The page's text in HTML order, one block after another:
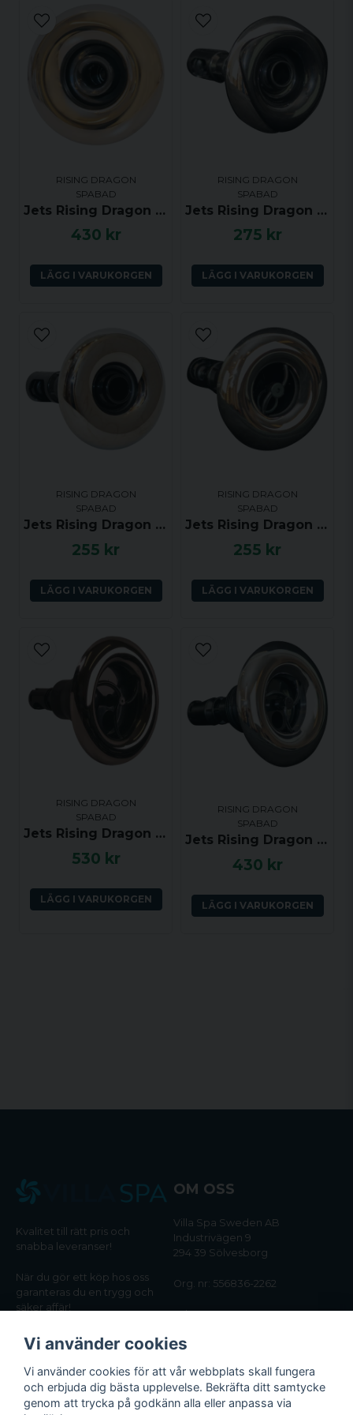
RISING DRAGON
SPABAD
Jets Rising Dragon 4.0 tum riktbar, Rostfri (gänga)
430 kr
LÄGG I VARUKORGEN
RISING DRAGON
SPABAD
Jets Rising Dragon Alpha 2.5 tum riktbar, Rostfri (gänga)
275 kr
LÄGG I VARUKORGEN
RISING DRAGON
SPABAD
Jets Rising Dragon 2.5 tum riktbar, Rostfri (gänga)
255 kr
LÄGG I VARUKORGEN
RISING DRAGON
SPABAD
Jets Rising Dragon 2.5 tum roterande, Rostfri (gänga)
255 kr
LÄGG I VARUKORGEN
RISING DRAGON
SPABAD
Jets Rising Dragon 5.0 tum pulserande, Rostfri (gänga)
530 kr
LÄGG I VARUKORGEN
RISING DRAGON
SPABAD
Jets Rising Dragon 4.0 tum pulserande, Rostfri (gänga)
430 kr
LÄGG I VARUKORGEN
Artikelnummer
Rising Dragon: RD203-4003
Ja, ni får publicera min fråga
Kvalitet till rätt pris och
snabba leveranser!
När du gör ett köp hos oss
garanteras du en trygg och
säker affär!
OM OSS
Villa Spa Sweden AB
Industrivägen 9
294 39 Sölvesborg
Org. nr: 556836-2262
Tel:0456-405566
Email:
INFORMATION
Vi använder cookies
Vi använder cookies för att vår webbplats skall fungera
och erbjuda dig bästa upplevelse. Bekräfta ditt samtycke
genom att trycka på godkänn alla eller anpassa via